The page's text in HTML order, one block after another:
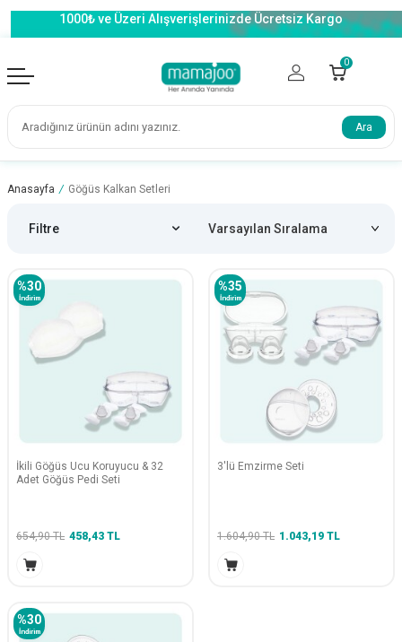
1000₺ ve Üzeri Alışverişlerinizde Ücretsiz Kargo
0
Ara
Anasayfa / Göğüs Kalkan Setleri
Filtre
%30
İndirim
İkili Göğüs Ucu Koruyucu & 32
Adet Göğüs Pedi Seti
654,90TL 458,43 TL
%35
İndirim
3'lü Emzirme Seti
1.604,90TL 1.043,19 TL
%30
İndirim